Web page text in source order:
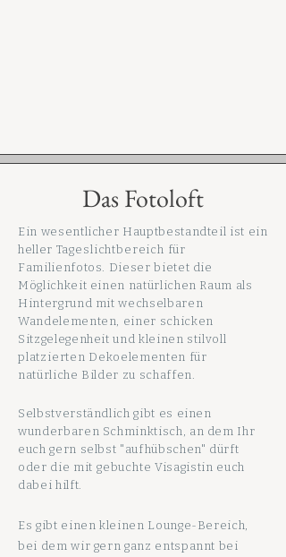
Das Fotoloft
Ein wesentlicher Hauptbestandteil ist ein
heller Tageslichtbereich für
Familienfotos. Dieser bietet die
Möglichkeit einen natürlichen Raum als
Hintergrund mit wechselbaren
Wandelementen, einer schicken
Sitzgelegenheit und kleinen stilvoll
platzierten Dekoelementen für
natürliche Bilder zu schaffen.
Selbstverständlich gibt es einen
wunderbaren Schminktisch, an dem Ihr
euch gern selbst "aufhübschen" dürft
oder die mit gebuchte Visagistin euch
dabei hilft.
Es gibt einen kleinen Lounge-Bereich,
bei dem wir gern ganz entspannt bei